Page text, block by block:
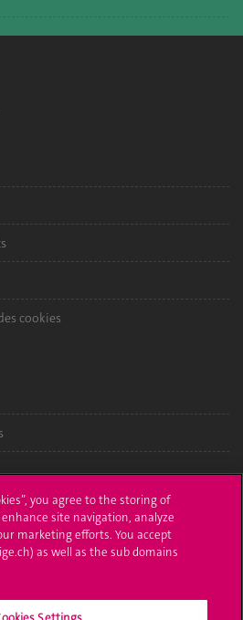
cookies
you agree to the storing of
site navigation, analyze
marketing efforts. You accept
as well as the sub domains